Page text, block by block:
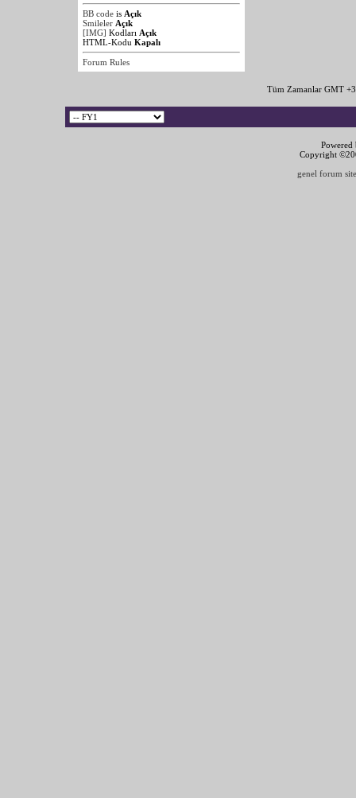
BB code is Açık
Smileler Açık
[IMG] Kodları Açık
HTML-Kodu Kapalı
Forum Rules
Tüm Zamanlar GMT
Copyright
genel forum